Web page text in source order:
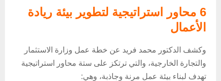
6 محاور استراتيجية لتطوير بيئة ريادة
الأعمال
وكشف الدكتور محمد فريد عن خطة عمل وزارة الاستثمار
والتجارة الخارجية، والتي ترتكز على ستة محاور استراتيجية
تهدف لبناء بيئة عمل مرنة وجاذبة، وهي: